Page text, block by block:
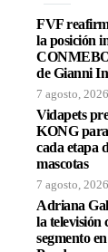
FVF
la posición
de Gianni
7 agosto, 2026
Vidapets
KONG
cada etapa
mascotas
7 agosto, 2026
Adriana
la televisión
segmento